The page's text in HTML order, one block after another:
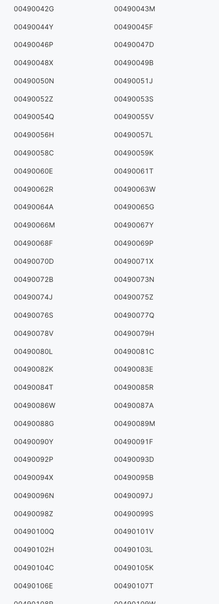
00490042G 00490043M
00490044Y 00490045F
00490046P 00490047D
00490048X 00490049B
00490050N 00490051J
00490052Z 00490053S
00490054Q 00490055V
00490056H 00490057L
00490058C 00490059K
00490060E 00490061T
00490062R 00490063W
00490064A 00490065G
00490066M 00490067Y
00490068F 00490069P
00490070D 00490071X
00490072B 00490073N
00490074J 00490075Z
00490076S 00490077Q
00490078V 00490079H
00490080L 00490081C
00490082K 00490083E
00490084T 00490085R
00490086W 00490087A
00490088G 00490089M
00490090Y 00490091F
00490092P 00490093D
00490094X 00490095B
00490096N 00490097J
00490098Z 00490099S
00490100Q 00490101V
00490102H 00490103L
00490104C 00490105K
00490106E 00490107T